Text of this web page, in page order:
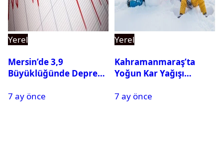
Yerel
Mersin’de 3,9
Büyüklüğünde Deprem
7 ay önce
Yerel
Kahramanmaraş’ta
Yoğun Kar Yağışı
Tatil
7 ay önce